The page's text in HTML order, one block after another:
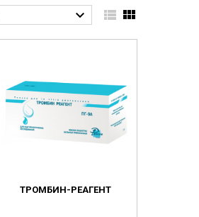
  
ТРОМБИН-РЕАГЕНТ